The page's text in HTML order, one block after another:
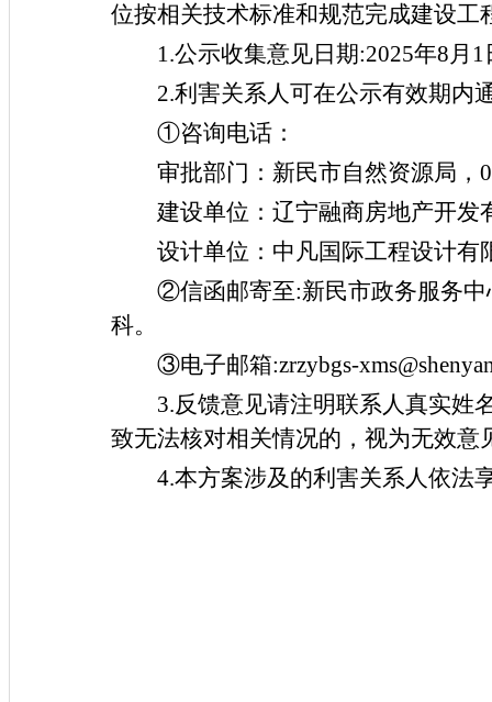
位按相关技术标准和规范完成建设
1.公示收集意见日期:2025年8月 1
2.利害关系人可在公示有效期内
①咨询电话：
审批部门：新民市自然资源局，
建设单位：辽宁融商房地产开发
设计单位：中凡国际工程设计有
②信函邮寄至:新民市政务服务
科。
③电子邮箱:zrzybgs-
3.反馈意见请注明联系人真实姓
致无法核对相关情况的，视为无效意
4.本方案涉及的利害关系人依法